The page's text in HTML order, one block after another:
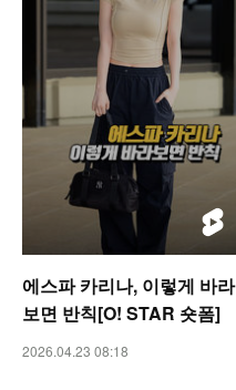
에스파 카리나, 이렇게 바라
보면 반칙[O! STAR 숏폼]
2026.04.23 08:18